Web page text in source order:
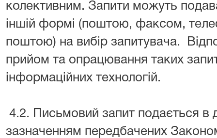
колективним. Запити можуть
іншій формі (поштою, факсом,
поштою) на вибір запитувача.
прийом та опрацювання таких
інформаційних технологій.
4.2. Письмовий запит подається в
зазначенням передбачених